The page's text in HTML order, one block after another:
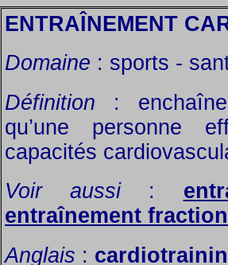
ENTRAÎNEMENT
Domaine : sports -
Définition :
qu’une personne
capacités
Voir aussi:
entraînement
Anglais :